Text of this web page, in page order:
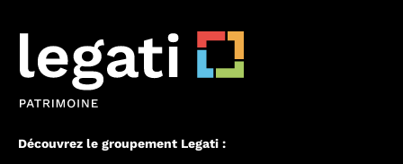
Découvrez le groupement Legati :